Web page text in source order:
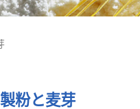
粉と麦芽